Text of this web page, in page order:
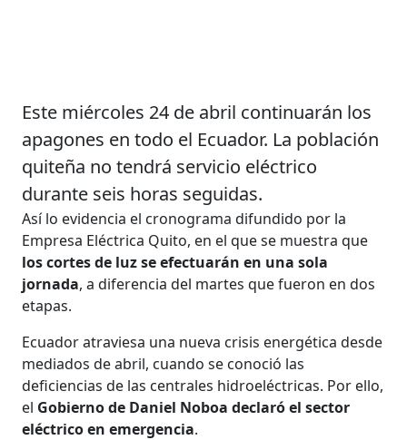
Este miércoles 24 de abril continuarán los
apagones en todo el Ecuador. La población
quiteña no tendrá servicio eléctrico
durante seis horas seguidas.
Así lo evidencia el cronograma difundido por la
Empresa Eléctrica Quito, en el que se muestra que
los cortes de luz se efectuarán en una sola
jornada, a diferencia del martes que fueron en dos
etapas.
Ecuador atraviesa una nueva crisis energética desde
mediados de abril, cuando se conoció las
deficiencias de las centrales hidroeléctricas. Por ello,
el Gobierno de Daniel Noboa declaró el sector
eléctrico en emergencia.